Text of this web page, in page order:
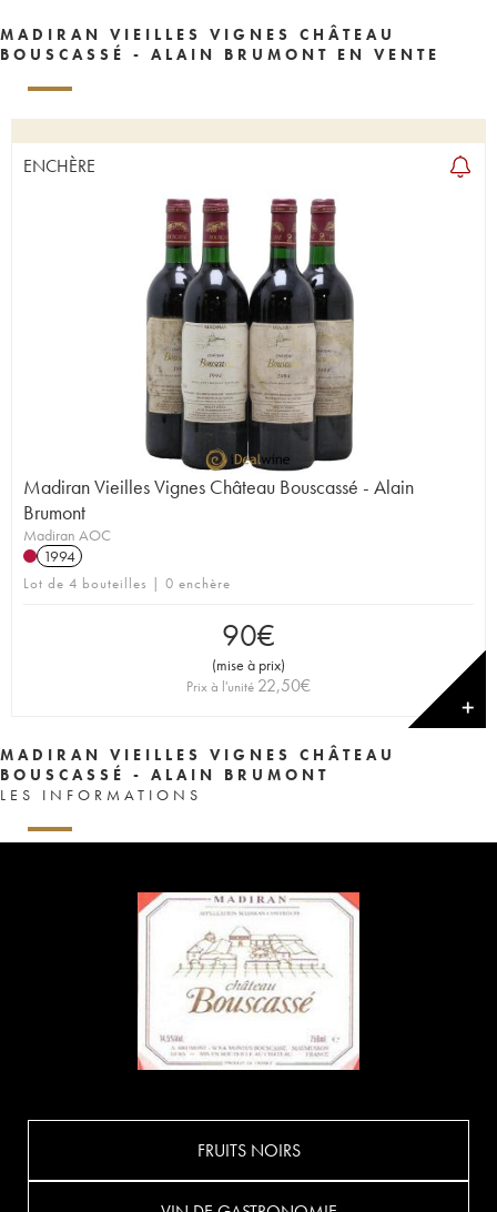
MADIRAN VIEILLES VIGNES CHÂTEAU
BOUSCASSÉ - ALAIN BRUMONT EN VENTE
ENCHÈRE
Madiran Vieilles Vignes Château Bouscassé - Alain
Brumont
Madiran AOC
1994
Lot de 4 bouteilles | 0 enchère
90€
(mise à prix)
Prix à l'unité 22,50€
✕
MADIRAN VIEILLES VIGNES CHÂTEAU
BOUSCASSÉ - ALAIN BRUMONT
LES INFORMATIONS
FRUITS NOIRS